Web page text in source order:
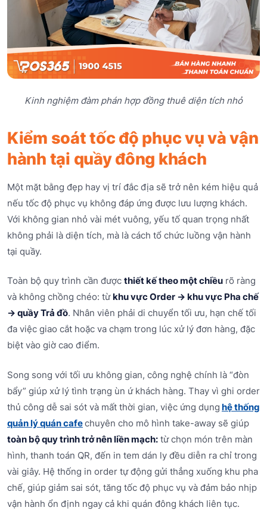
Kinh nghiệm đàm phán hợp đồng thuê diện tích nhỏ
Kiểm soát tốc độ phục vụ và vận
hành tại quầy đông khách
Một mặt bằng đẹp hay vị trí đắc địa sẽ trở nên kém hiệu quả
nếu tốc độ phục vụ không đáp ứng được lưu lượng khách.
Với không gian nhỏ vài mét vuông, yếu tố quan trọng nhất
không phải là diện tích, mà là cách tổ chức luồng vận hành
tại quầy.
Toàn bộ quy trình cần được thiết kế theo một chiều rõ ràng
và không chồng chéo: từ khu vực Order → khu vực Pha chế
→ quầy Trả đồ. Nhân viên phải di chuyển tối ưu, hạn chế tối
đa việc giao cắt hoặc va chạm trong lúc xử lý đơn hàng, đặc
biệt vào giờ cao điểm.
Song song với tối ưu không gian, công nghệ chính là “đòn
bẩy” giúp xử lý tình trạng ùn ứ khách hàng. Thay vì ghi order
thủ công dễ sai sót và mất thời gian, việc ứng dụng hệ thống
quản lý quán cafechuyên cho mô hình take-away sẽ giúp
toàn bộ quy trình trở nên liền mạch: từ chọn món trên màn
hình, thanh toán QR, đến in tem dán ly đều diễn ra chỉ trong
vài giây. Hệ thống in order tự động gửi thẳng xuống khu pha
chế, giúp giảm sai sót, tăng tốc độ phục vụ và đảm bảo nhịp
vận hành ổn định ngay cả khi quán đông khách liên tục.